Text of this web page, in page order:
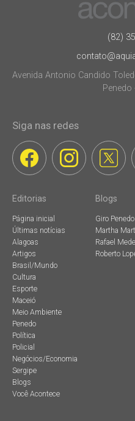
(82)
Avenida Antonio Candido
Penedo
Siga nas redes
Editorias
Página inicial
Últimas notícias
Alagoas
Artigos
Brasil/Mundo
Cultura
Esporte
Maceió
Meio Ambiente
Penedo
Política
Policial
Negócios/Economia
Sergipe
Blogs
Você Acontece
Blogs
Giro Penedo
Martha
Rafael
Roberto